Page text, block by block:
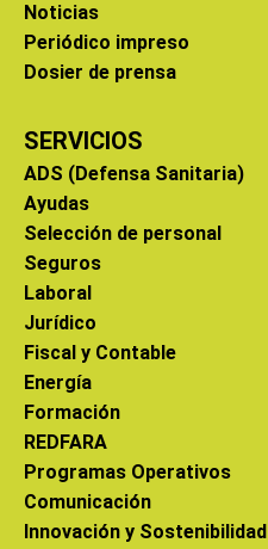
Noticias
Periódico impreso
Dosier de prensa
SERVICIOS
ADS (Defensa Sanitaria)
Ayudas
Selección de personal
Seguros
Laboral
Jurídico
Fiscal y Contable
Energía
Formación
REDFARA
Programas Operativos
Comunicación
Innovación y Sostenibilidad